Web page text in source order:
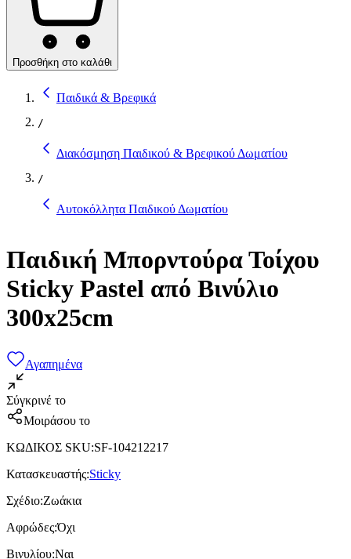
Προσθήκη στο καλάθι
Παιδικά & Βρεφικά
/
Διακόσμηση Παιδικού & Βρεφικού Δωματίου
/
Αυτοκόλλητα Παιδικού Δωματίου
Παιδική Μπορντούρα Τοίχου
Sticky Pastel από Βινύλιο
300x25cm
Αγαπημένα
Σύγκρινέ το
Μοιράσου το
ΚΩΔΙΚΟΣ SKU:SF-104212217
Κατασκευαστής:Sticky
Σχέδιο:Ζωάκια
Αφρώδες:Όχι
Βινυλίου:Ναι